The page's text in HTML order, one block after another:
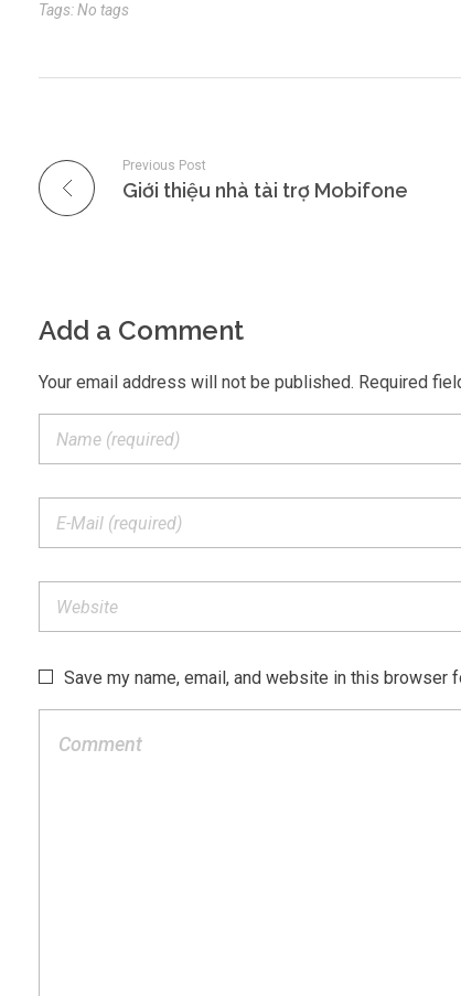
Tags: No tags
Previous Post
Giới thiệu nhà tài trợ Mobifone
Add a Comment
Your email address will not be published. Required
Save my name, email, and website in this browser